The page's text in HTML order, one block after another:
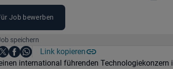
in 72336 Balingen
Job bewerben
speichern
diesen Job
teilen
X teilen
Auf Facebook teilen
Auf WhatsApp teilen
Link kopieren
international führenden